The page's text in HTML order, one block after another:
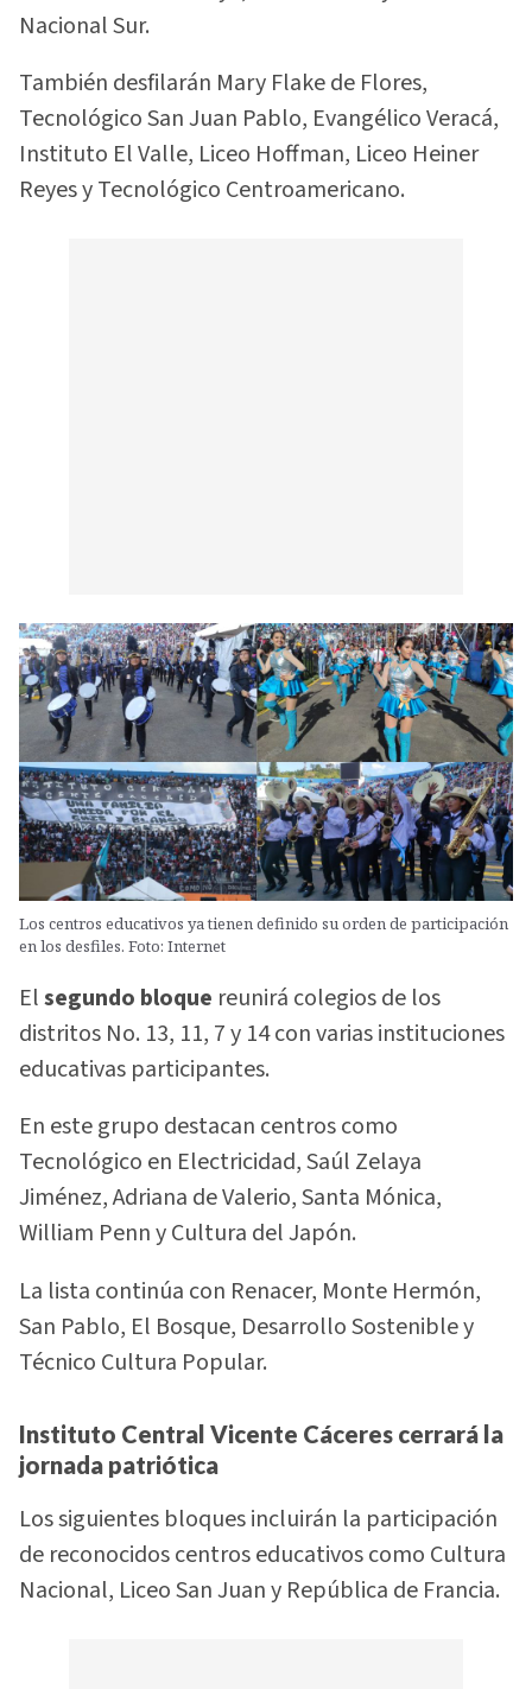
Nacional Sur.
También desfilarán Mary Flake de Flores,
Tecnológico San Juan Pablo, Evangélico Veracá,
Instituto El Valle, Liceo Hoffman, Liceo Heiner
Reyes y Tecnológico Centroamericano.
Los centros educativos ya tienen definido su orden de participación
en los desfiles. Foto: Internet
Elsegundo bloque reunirá colegios de los
distritos No. 13, 11, 7 y 14 con varias instituciones
educativas participantes.
En este grupo destacan centros como
Tecnológico en Electricidad, Saúl Zelaya
Jiménez, Adriana de Valerio, Santa Mónica,
William Penn y Cultura del Japón.
La lista continúa con Renacer, Monte Hermón,
San Pablo, El Bosque, Desarrollo Sostenible y
Técnico Cultura Popular.
Instituto Central Vicente Cáceres cerrará la
jornada patriótica
Los siguientes bloques incluirán la participación
de reconocidos centros educativos como Cultura
Nacional, Liceo San Juan y República de Francia.